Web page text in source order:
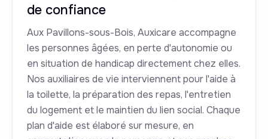
de confiance
Aux Pavillons-sous-Bois, Auxicare accompagne
les personnes âgées, en perte d'autonomie ou
en situation de handicap directement chez elles.
Nos auxiliaires de vie interviennent pour l'aide à
la toilette, la préparation des repas, l'entretien
du logement et le maintien du lien social. Chaque
plan d'aide est élaboré sur mesure, en